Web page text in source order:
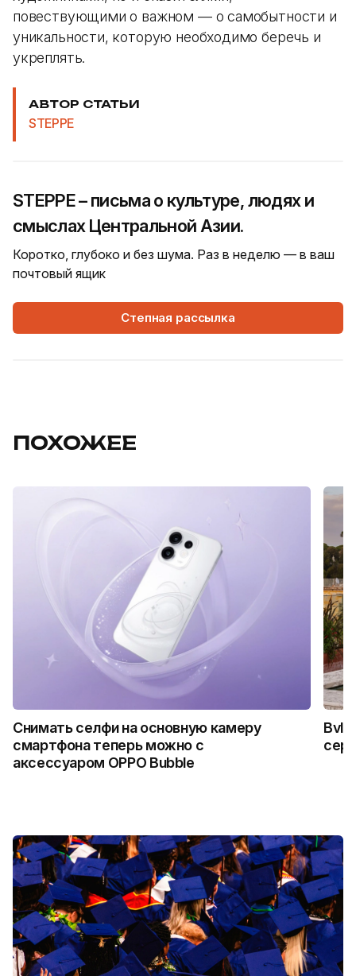
повествующими о важном — о самобытности и
уникальности, которую необходимо беречь и
укреплять.
АВТОР СТАТЬИ
STEPPE
STEPPE – письма о культуре, людях и
смыслах Центральной Азии.
Коротко, глубоко и без шума. Раз в неделю — в ваш
почтовый ящик
Степная рассылка
ПОХОЖЕЕ
Снимать селфи на основную камеру
смартфона теперь можно с
аксессуаром OPPO Bubble